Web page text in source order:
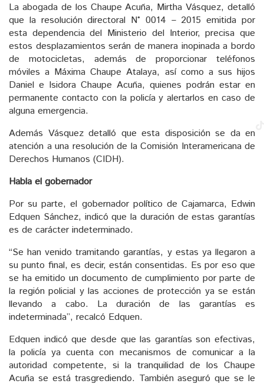
La abogada de los Chaupe Acuña, Mirtha Vásquez, detalló
que la resolución directoral N° 0014 – 2015 emitida por
esta dependencia del Ministerio del Interior, precisa que
estos desplazamientos serán de manera inopinada a bordo
de motocicletas, además de proporcionar teléfonos
móviles a Máxima Chaupe Atalaya, así como a sus hijos
Daniel e Isidora Chaupe Acuña, quienes podrán estar en
permanente contacto con la policía y alertarlos en caso de
alguna emergencia.
Además Vásquez detalló que esta disposición se da en
atención a una resolución de la Comisión Interamericana de
Derechos Humanos (CIDH).
Habla el gobernador
Por su parte, el gobernador político de Cajamarca, Edwin
Edquen Sánchez, indicó que la duración de estas garantías
es de carácter indeterminado.
“Se han venido tramitando garantías, y estas ya llegaron a
su punto final, es decir, están consentidas. Es por eso que
se ha emitido un documento de cumplimiento por parte de
la región policial y las acciones de protección ya se están
llevando a cabo. La duración de las garantías es
indeterminada”, recalcó Edquen.
Edquen indicó que desde que las garantías son efectivas,
la policía ya cuenta con mecanismos de comunicar a la
autoridad competente, si la tranquilidad de los Chaupe
Acuña se está trasgrediendo. También aseguró que se le